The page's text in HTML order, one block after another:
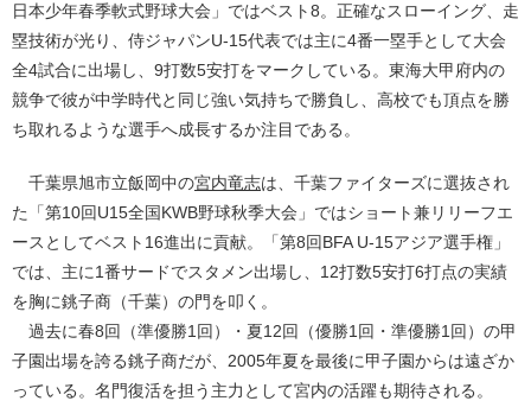
日本少年春季軟式野球大会」ではベスト8。正確なスローイング、走
塁技術が光り、侍ジャパンU-15代表では主に4番一塁手として大会
全4試合に出場し、9打数5安打をマークしている。東海大甲府内の
競争で彼が中学時代と同じ強い気持ちで勝負し、高校でも頂点を勝
ち取れるような選手へ成長するか注目である。
千葉県旭市立飯岡中の宮内竜志は、千葉ファイターズに選抜され
た「第10回U15全国KWB野球秋季大会」ではショート兼リリーフエ
ースとしてベスト16進出に貢献。「第8回BFA U-15アジア選手権」
では、主に1番サードでスタメン出場し、12打数5安打6打点の実績
を胸に銚子商（千葉）の門を叩く。
過去に春8回（準優勝1回）・夏12回（優勝1回・準優勝1回）の甲
子園出場を誇る銚子商だが、2005年夏を最後に甲子園からは遠ざか
っている。名門復活を担う主力として宮内の活躍も期待される。